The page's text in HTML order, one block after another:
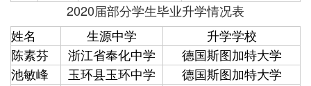
2020届部分学生毕业升学情况表
姓名 生源中学
升学学校
陈素芬
浙江省奉化中学
德国斯图加特大学
池敏峰
玉环县玉环中学
德国斯图加特大学